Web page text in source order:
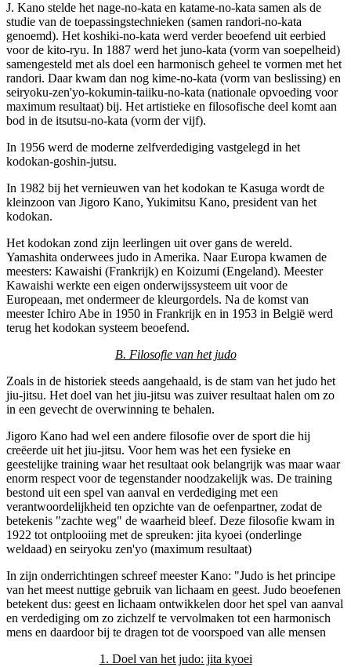
J. Kano stelde het nage-no-kata en katame-no-kata samen als de
studie van de toepassingstechnieken (samen randori-no-kata
genoemd). Het koshiki-no-kata werd verder beoefend uit eerbied
voor de kito-ryu. In 1887 werd het juno-kata (vorm van soepelheid)
samengesteld met als doel een harmonisch geheel te vormen met het
randori. Daar kwam dan nog kime-no-kata (vorm van beslissing) en
seiryoku-zen'yo-kokumin-taiiku-no-kata (nationale opvoeding voor
maximum resultaat) bij. Het artistieke en filosofische deel komt aan
bod in de itsutsu-no-kata (vorm der vijf).
In 1956 werd de moderne zelfverdediging vastgelegd in het
kodokan-goshin-jutsu.
In 1982 bij het vernieuwen van het kodokan te Kasuga wordt de
kleinzoon van Jigoro Kano, Yukimitsu Kano, president van het
kodokan.
Het kodokan zond zijn leerlingen uit over gans de wereld.
Yamashita onderwees judo in Amerika. Naar Europa kwamen de
meesters: Kawaishi (Frankrijk) en Koizumi (Engeland). Meester
Kawaishi werkte een eigen onderwijssysteem uit voor de
Europeaan, met ondermeer de kleurgordels. Na de komst van
meester Ichiro Abe in 1950 in Frankrijk en in 1953 in België werd
terug het kodokan systeem beoefend.
B. Filosofie van het judo
Zoals in de historiek steeds aangehaald, is de stam van het judo het
jiu-jitsu. Het doel van het jiu-jitsu was zuiver resultaat halen om zo
in een gevecht de overwinning te behalen.
Jigoro Kano had wel een andere filosofie over de sport die hij
creëerde uit het jiu-jitsu. Voor hem was het een fysieke en
geestelijke training waar het resultaat ook belangrijk was maar waar
enorm respect voor de tegenstander noodzakelijk was. De training
bestond uit een spel van aanval en verdediging met een
verantwoordelijkheid ten opzichte van de oefenpartner, zodat de
betekenis "zachte weg" de waarheid bleef. Deze filosofie kwam in
1922 tot ontplooiing met de spreuken: jita kyoei (onderlinge
weldaad) en seiryoku zen'yo (maximum resultaat)
In zijn onderrichtingen schreef meester Kano: "Judo is het principe
van het meest nuttige gebruik van lichaam en geest. Judo beoefenen
betekent dus: geest en lichaam ontwikkelen door het spel van aanval
en verdediging om zo zichzelf te vervolmaken tot een harmonisch
mens en daardoor bij te dragen tot de voorspoed van alle mensen
1. Doel van het judo: jita kyoei